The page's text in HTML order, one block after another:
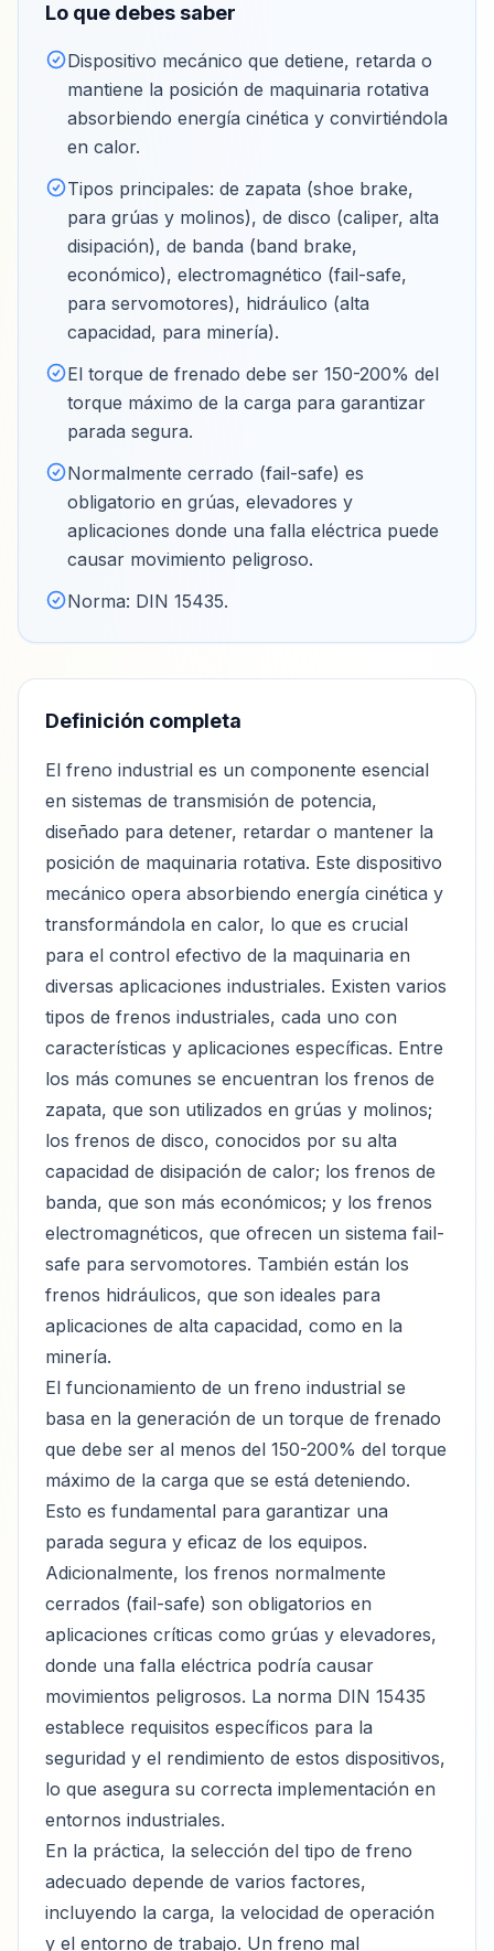
Lo que debes saber
Dispositivo mecánico que detiene, retarda o
mantiene la posición de maquinaria rotativa
absorbiendo energía cinética y convirtiéndola
en calor.
Tipos principales: de zapata (shoe brake,
para grúas y molinos), de disco (caliper, alta
disipación), de banda (band brake,
económico), electromagnético (fail-safe,
para servomotores), hidráulico (alta
capacidad, para minería).
El torque de frenado debe ser 150-200% del
torque máximo de la carga para garantizar
parada segura.
Normalmente cerrado (fail-safe) es
obligatorio en grúas, elevadores y
aplicaciones donde una falla eléctrica puede
causar movimiento peligroso.
Norma: DIN 15435.
Definición completa
El freno industrial es un componente esencial
en sistemas de transmisión de potencia,
diseñado para detener, retardar o mantener la
posición de maquinaria rotativa. Este dispositivo
mecánico opera absorbiendo energía cinética y
transformándola en calor, lo que es crucial
para el control efectivo de la maquinaria en
diversas aplicaciones industriales. Existen varios
tipos de frenos industriales, cada uno con
características y aplicaciones específicas. Entre
los más comunes se encuentran los frenos de
zapata, que son utilizados en grúas y molinos;
los frenos de disco, conocidos por su alta
capacidad de disipación de calor; los frenos de
banda, que son más económicos; y los frenos
electromagnéticos, que ofrecen un sistema fail-
safe para servomotores. También están los
frenos hidráulicos, que son ideales para
aplicaciones de alta capacidad, como en la
minería.
El funcionamiento de un freno industrial se
basa en la generación de un torque de frenado
que debe ser al menos del 150-200% del torque
máximo de la carga que se está deteniendo.
Esto es fundamental para garantizar una
parada segura y eficaz de los equipos.
Adicionalmente, los frenos normalmente
cerrados (fail-safe) son obligatorios en
aplicaciones críticas como grúas y elevadores,
donde una falla eléctrica podría causar
movimientos peligrosos. La norma DIN 15435
establece requisitos específicos para la
seguridad y el rendimiento de estos dispositivos,
lo que asegura su correcta implementación en
entornos industriales.
En la práctica, la selección del tipo de freno
adecuado depende de varios factores,
incluyendo la carga, la velocidad de operación
y el entorno de trabajo. Un freno mal